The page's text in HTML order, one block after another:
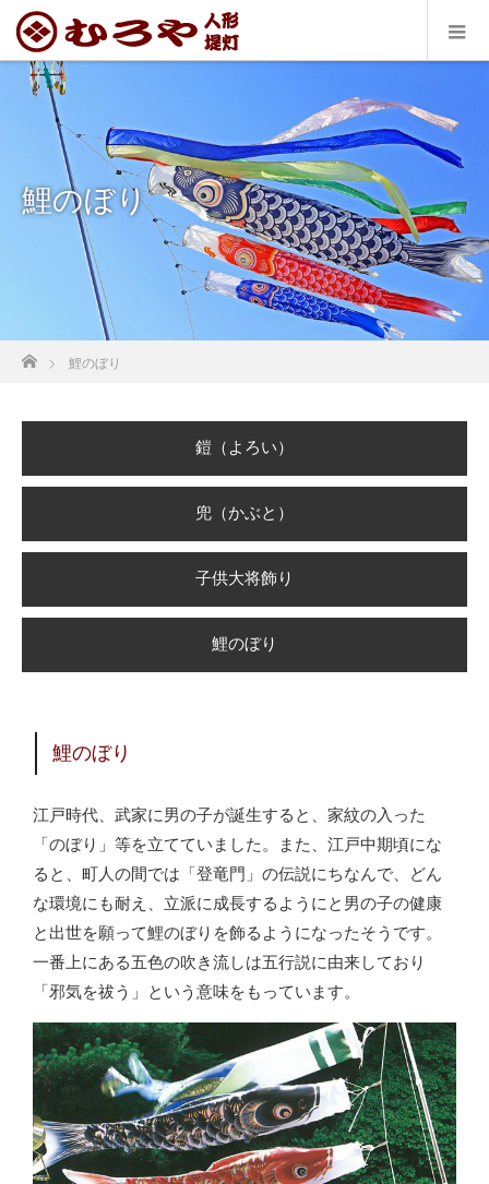
鯉のぼり
ホーム
鯉のぼり
鎧（よろい）
兜（かぶと）
子供大将飾り
鯉のぼり
鯉のぼり
江戸時代、武家に男の子が誕生すると、家紋の入った
「のぼり」等を立てていました。また、江戸中期頃にな
ると、町人の間では「登竜門」の伝説にちなんで、どん
な環境にも耐え、立派に成長するようにと男の子の健康
と出世を願って鯉のぼりを飾るようになったそうです。
一番上にある五色の吹き流しは五行説に由来しており
「邪気を祓う」という意味をもっています。